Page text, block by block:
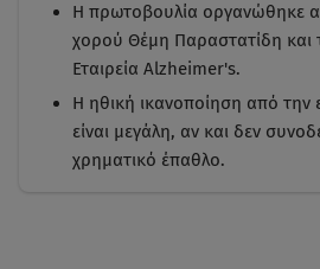
Η πρωτοβουλία οργανώθηκε
χορού Θέμη Παραστατίδη και
Εταιρεία Alzheimer's.
Η ηθική ικανοποίηση από την
είναι μεγάλη, αν και δεν
χρηματικό έπαθλο.